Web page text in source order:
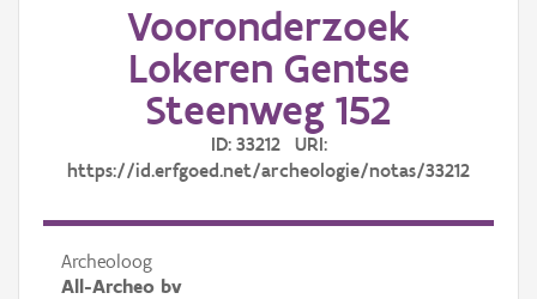
Vooronderzoek
Lokeren Gentse
Steenweg 152
ID: 33212 URI:
https://id.erfgoed.net/archeologie/notas/33212
Archeoloog
All-Archeo bv